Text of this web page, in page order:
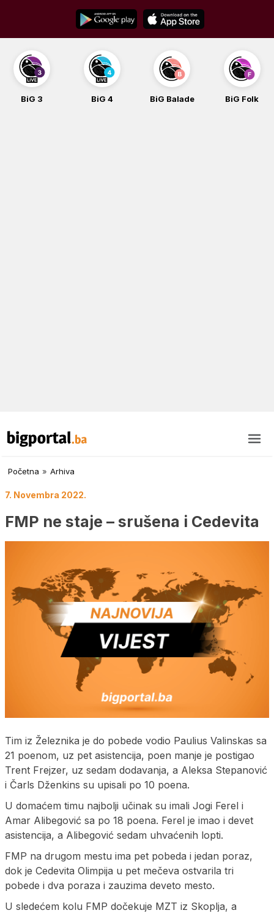
content
BiG 3 BiG 4 BiG Balade BiG Folk
Početna » Arhiva
7. Novembra 2022.
FMP ne staje – srušena i Cedevita
Tim iz Železnika je do pobede vodio Paulius Valinskas sa
21 poenom, uz pet asistencija, poen manje je postigao
Trent Frejzer, uz sedam dodavanja, a Aleksa Stepanović
i Čarls Dženkins su upisali po 10 poena.
U domaćem timu najbolji učinak su imali Jogi Ferel i
Amar Alibegović sa po 18 poena. Ferel je imao i devet
asistencija, a Alibegović sedam uhvaćenih lopti.
FMP na drugom mestu ima pet pobeda i jedan poraz,
dok je Cedevita Olimpija u pet mečeva ostvarila tri
pobede i dva poraza i zauzima deveto mesto.
U sledećem kolu FMP dočekuje MZT iz Skoplja, a